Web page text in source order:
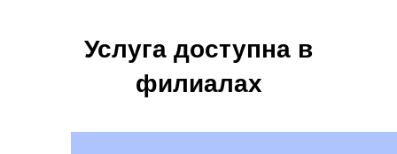
Услуга доступна в
филиалах